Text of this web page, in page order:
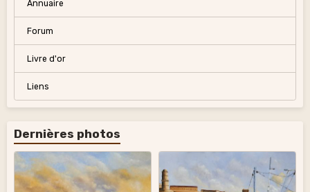
Annuaire
Forum
Livre d'or
Liens
Dernières photos